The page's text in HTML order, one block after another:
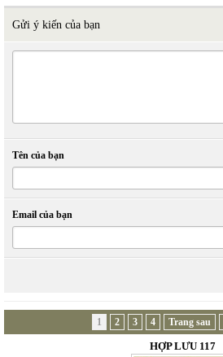
Gửi ý kiến của bạn
Tên của bạn
Email của bạn
1 2 3 4 Trang sau
HỢP LƯU 117